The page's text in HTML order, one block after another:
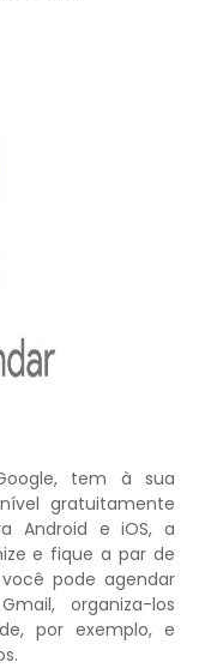
tem à sua
gratuitamente
Android e iOS, a
e fique a par de
pode agendar
organiza-los
por exemplo, e